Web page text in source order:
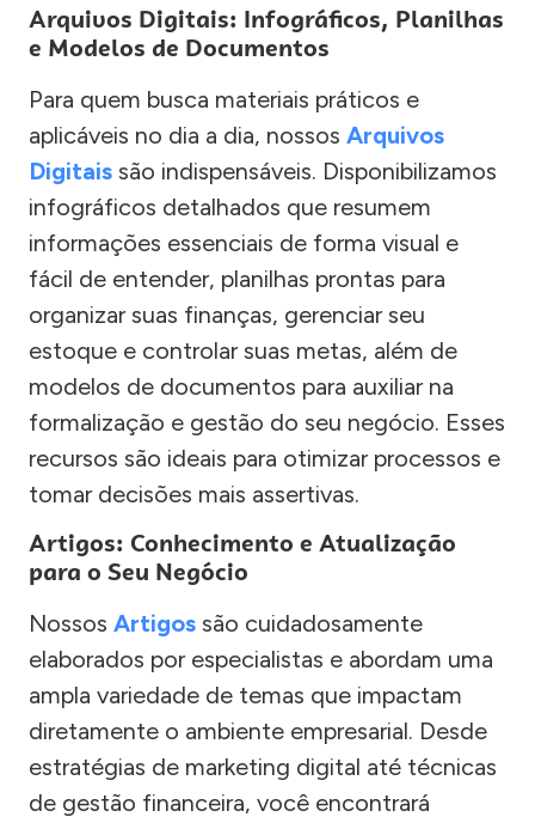
Arquivos Digitais: Infográficos, Planilhas
e Modelos de Documentos
Para quem busca materiais práticos e
aplicáveis no dia a dia, nossos Arquivos
Digitais são indispensáveis. Disponibilizamos
infográficos detalhados que resumem
informações essenciais de forma visual e
fácil de entender, planilhas prontas para
organizar suas finanças, gerenciar seu
estoque e controlar suas metas, além de
modelos de documentos para auxiliar na
formalização e gestão do seu negócio. Esses
recursos são ideais para otimizar processos e
tomar decisões mais assertivas.
Artigos: Conhecimento e Atualização
para o Seu Negócio
Nossos Artigos são cuidadosamente
elaborados por especialistas e abordam uma
ampla variedade de temas que impactam
diretamente o ambiente empresarial. Desde
estratégias de marketing digital até técnicas
de gestão financeira, você encontrará